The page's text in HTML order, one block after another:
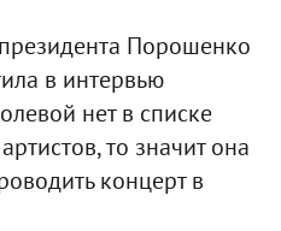
Порошенко
в интервью
нет в списке
то значит она
концерт в